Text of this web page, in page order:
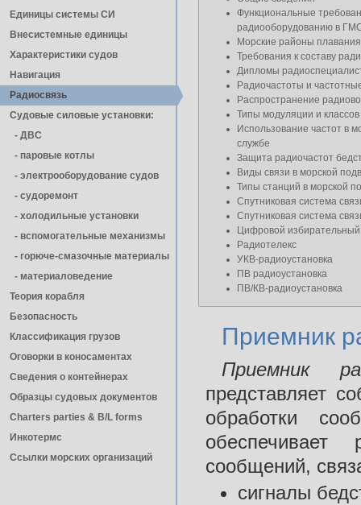
Единицы cистемы СИ
Внесистемные единицы
Характеристики судов
Навигация
Радиосвязь
Судовые силовые установки:
- ДВС
- паровые котлы
- электрооборудование судов
- cудоремонт
- холодильные установки
- вспомогательные механизмы
- горюче-смазочные материалы
- материаловедение
Теория корабля
Безопасность
Классификация грузов
Оговорки в коносаментах
Сведения о контейнерах
Образцы судовых документов
Charters parties & B/L forms
Инкотермс
Ссылки морских организаций
Функциональные
радиооборудованию в
Морские районы плавания
Требования к составу
Дипломы
Радиочастоты и
Распространение
Типы модуляции и
Использование частот в
службе
Защита радиочастот
Виды связи в морской
Типы станций в морской
Спутниковая система
Спутниковая система
Цифровой
Радиотелекс
УКВ-радиоустановка
ПВ радиоустановка
ПВ/КВ-радиоустановка
Приемник
Приемник
представляет
обработки
сообщений,
сигналы